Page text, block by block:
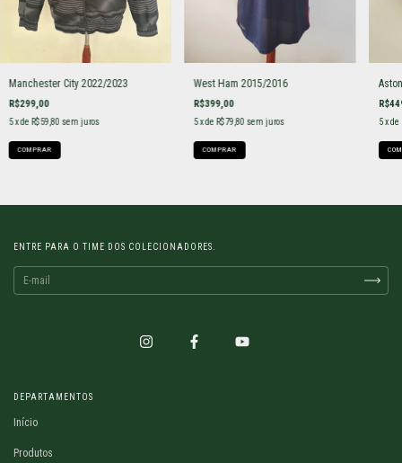
Manchester City 2022/2023
R$299,00
5x de R$59,80 sem juros
COMPRAR
West Ham 2015/2016
R$399,00
5x de R$79,80 sem juros
COMPRAR
5 x de
ENTRE PARA O TIME DOS COLECIONADORES.
DEPARTAMENTOS
Início
Produtos